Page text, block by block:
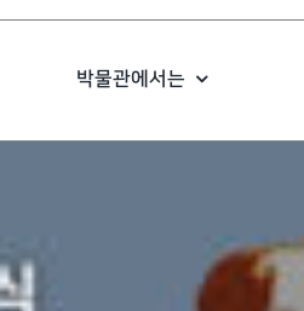
박물관에서는